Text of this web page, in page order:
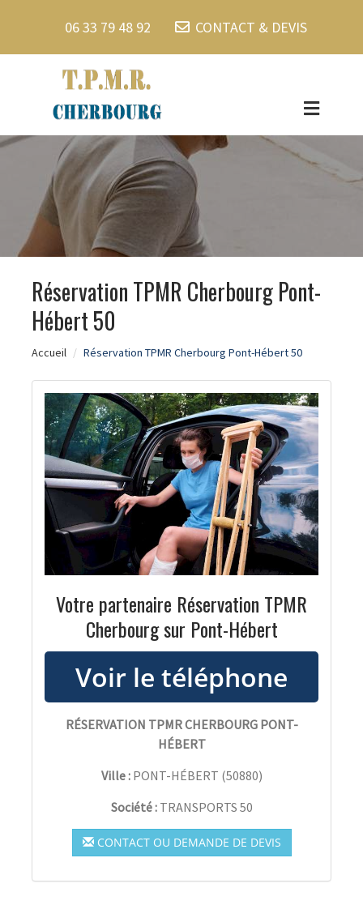
06 33 79 48 92 CONTACT & DEVIS
Réservation TPMR Cherbourg Pont-
Hébert 50
Accueil Réservation TPMR Cherbourg Pont-Hébert 50
Votre partenaire Réservation TPMR
Cherbourg sur Pont-Hébert
RÉSERVATION TPMR CHERBOURG PONT-
HÉBERT
Ville : PONT-HÉBERT (50880)
Société : TRANSPORTS 50
CONTACT OU DEMANDE DE DEVIS